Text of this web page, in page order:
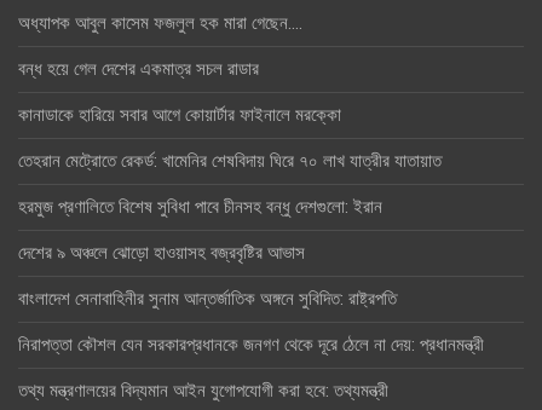
অধ্যাপক আবুল কাসেম ফজলুল হক মারা গেছেন….
বন্ধ হয়ে গেল দেশের একমাত্র সচল রাডার
কানাডাকে হারিয়ে সবার আগে কোয়ার্টার ফাইনালে মরক্কো
তেহরান মেট্রোতে রেকর্ড: খামেনির শেষবিদায় ঘিরে ৭০ লাখ যাত্রীর যাতায়াত
হরমুজ প্রণালিতে বিশেষ সুবিধা পাবে চীনসহ বন্ধু দেশগুলো: ইরান
দেশের ৯ অঞ্চলে ঝোড়ো হাওয়াসহ বজ্রবৃষ্টির আভাস
বাংলাদেশ সেনাবাহিনীর সুনাম আন্তর্জাতিক অঙ্গনে সুবিদিত: রাষ্ট্রপতি
নিরাপত্তা কৌশল যেন সরকারপ্রধানকে জনগণ থেকে দূরে ঠেলে না দেয়: প্রধানমন্ত্রী
তথ্য মন্ত্রণালয়ের বিদ্যমান আইন যুগোপযোগী করা হবে: তথ্যমন্ত্রী